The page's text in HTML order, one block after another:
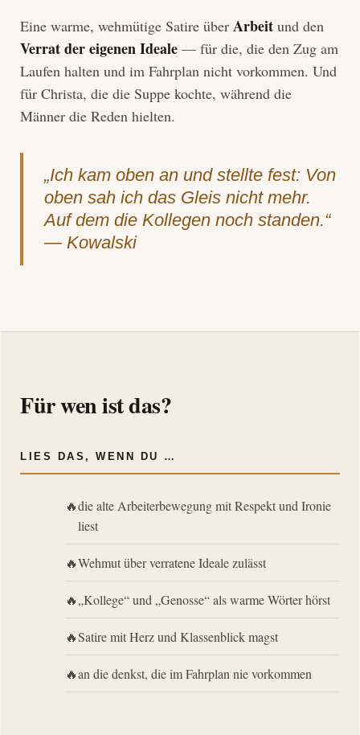
Eine warme, wehmütige Satire über Arbeit und den
Verrat der eigenen Ideale — für die, die den Zug am
Laufen halten und im Fahrplan nicht vorkommen. Und
für Christa, die die Suppe kochte, während die
Männer die Reden hielten.
„Ich kam oben an und stellte fest: Von
oben sah ich das Gleis nicht mehr.
Auf dem die Kollegen noch standen.“
— Kowalski
Für wen ist das?
LIES DAS, WENN DU …
die alte Arbeiterbewegung mit Respekt und Ironie
liest
Wehmut über verratene Ideale zulässt
„Kollege“ und „Genosse“ als warme Wörter hörst
Satire mit Herz und Klassenblick magst
an die denkst, die im Fahrplan nie vorkommen